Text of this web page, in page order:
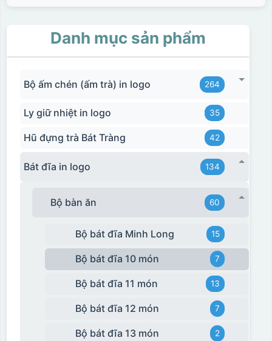
đây là kiểu hộp quay xách lót lụa chỉ khác là thêm quai
Hộp xi ấm chén
Danh mục sản phẩm
Bộ ấm chén (ấm trà) in logo 264
Ly giữ nhiệt in logo 35
Hũ đựng trà Bát Tràng 42
Bát đĩa in logo 134
Bộ bàn ăn 60
Bộ bát đĩa Minh Long 15
Bộ bát đĩa 10 món 7
Bộ bát đĩa 11 món 13
Bộ bát đĩa 12 món 7
Bộ bát đĩa 13 món 2